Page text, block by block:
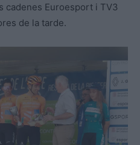
cadenes Euroesport i TV3
de la tarde.